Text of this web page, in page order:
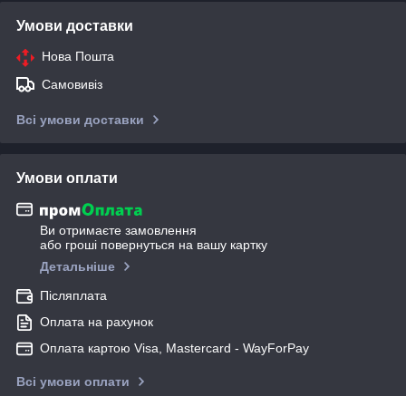
Умови доставки
Нова Пошта
Самовивіз
Всі умови доставки
Умови оплати
Ви отримаєте замовлення
або гроші повернуться на вашу картку
Детальніше
Післяплата
Оплата на рахунок
Оплата картою Visa, Mastercard - WayForPay
Всі умови оплати